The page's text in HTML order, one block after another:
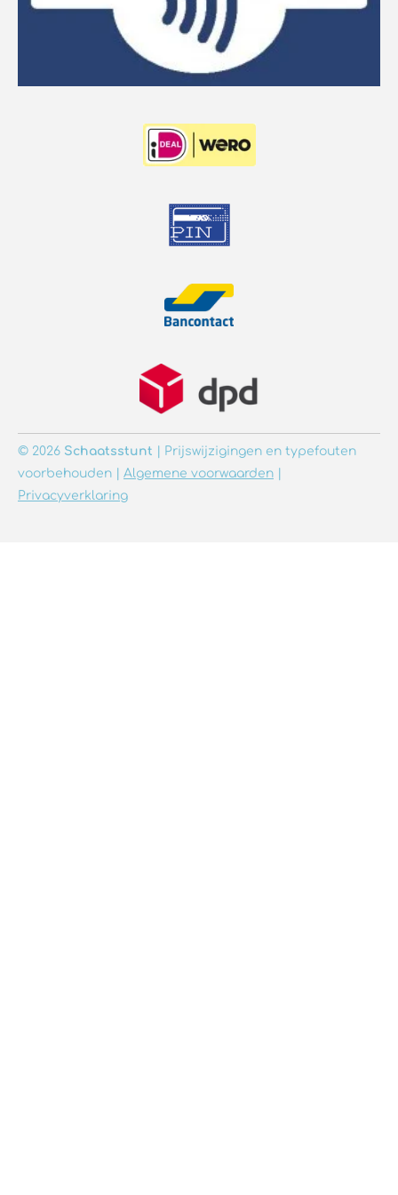
© 2026 Schaatsstunt
| Prijswijzigingen en typefouten
voorbehouden | Algemene voorwaarden
Privacyverklaring